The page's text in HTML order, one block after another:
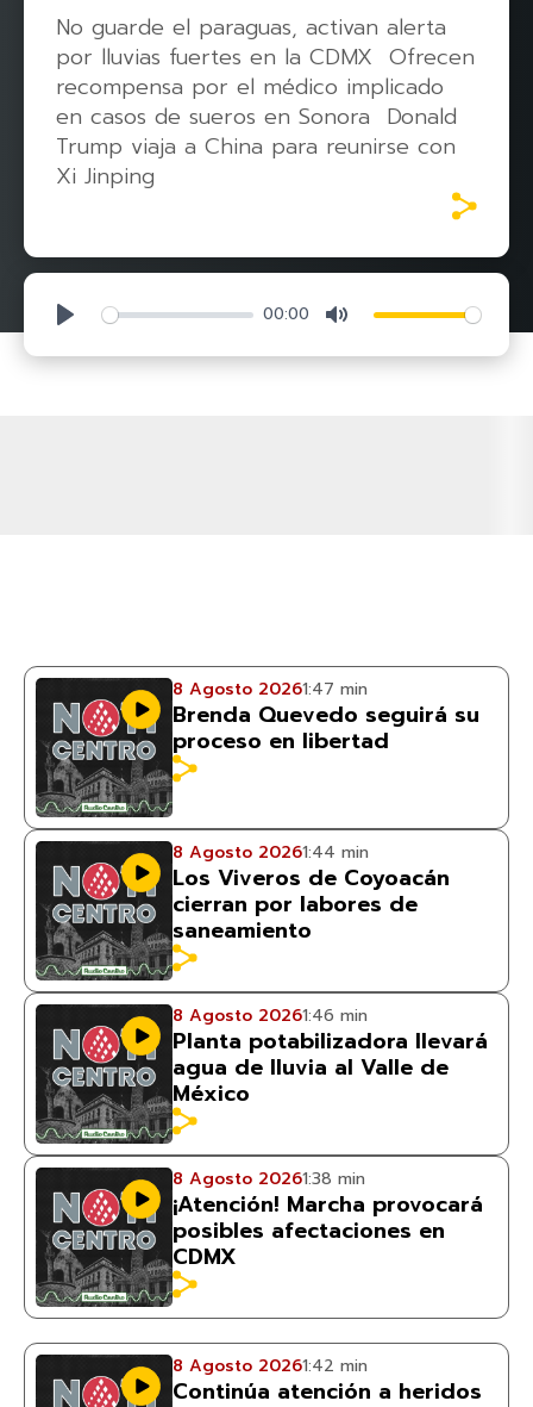
No guarde el paraguas, activan alerta
por lluvias fuertes en la CDMX Ofrecen
recompensa por el médico implicado
en casos de sueros en Sonora Donald
Trump viaja a China para reunirse con
Xi Jinping
Play 00:00 Mute
8 Agosto 20261:47 min
Brenda Quevedo seguirá su
proceso en libertad
8 Agosto 20261:44 min
Los Viveros de Coyoacán
cierran por labores de
saneamiento
8 Agosto 20261:46 min
Planta potabilizadora llevará
agua de lluvia al Valle de
México
8 Agosto 20261:38 min
¡Atención! Marcha provocará
posibles afectaciones en
CDMX
8 Agosto 20261:42 min
Continúa atención a heridos